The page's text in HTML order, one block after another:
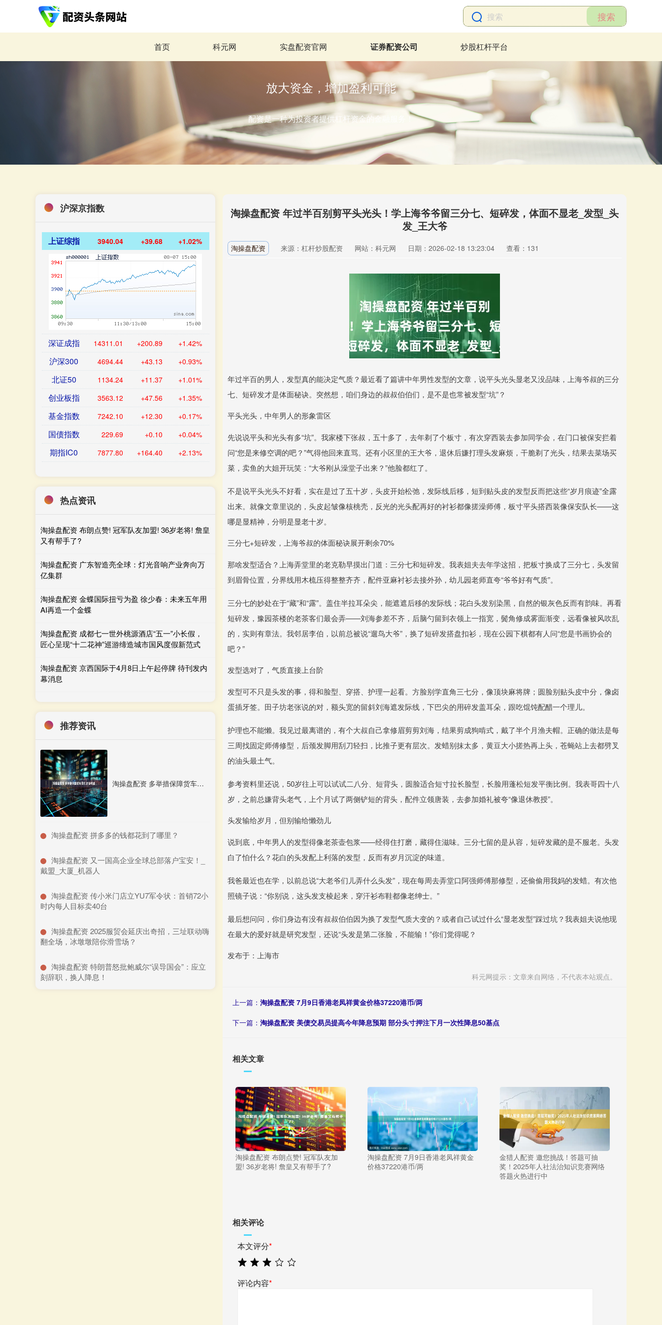
搜索
首页 科元网 实盘配资官网 证券配资公司 炒股杠杆平台
放大资金，增加盈利可能
配资是一种为投资者提供杠杆资金的金融服务！
淘操盘配资 年过半百别剪平头光头！学上海爷爷留三分七、短碎发，体面不显老_发型_头
发_王大爷
淘操盘配资 来源：杠杆炒股配资 网站：科元网 日期：2026-02-18 13:23:04 查看：131
年过半百的男人，发型真的能决定气质？最近看了篇讲中年男性发型的文章，说平头光头显老又没品味，上海爷叔的三分
七、短碎发才是体面秘诀。突然想，咱们身边的叔叔伯伯们，是不是也常被发型“坑”？
平头光头，中年男人的形象雷区
先说说平头和光头有多“坑”。我家楼下张叔，五十多了，去年剃了个板寸，有次穿西装去参加同学会，在门口被保安拦着
问“您是来修空调的吧？”气得他回来直骂。还有小区里的王大爷，退休后嫌打理头发麻烦，干脆剃了光头，结果去菜场买
菜，卖鱼的大姐开玩笑：“大爷刚从澡堂子出来？”他脸都红了。
不是说平头光头不好看，实在是过了五十岁，头皮开始松弛，发际线后移，短到贴头皮的发型反而把这些“岁月痕迹”全露
出来。就像文章里说的，头皮起皱像核桃壳，反光的光头配再好的衬衫都像搓澡师傅，板寸平头搭西装像保安队长——这
哪是显精神，分明是显老十岁。
三分七+短碎发，上海爷叔的体面秘诀展开剩余70%
那啥发型适合？上海弄堂里的老克勒早摸出门道：三分七和短碎发。我表姐夫去年学这招，把板寸换成了三分七，头发留
到眉骨位置，分界线用木梳压得整整齐齐，配件亚麻衬衫去接外孙，幼儿园老师直夸“爷爷好有气质”。
三分七的妙处在于“藏”和“露”。盖住半拉耳朵尖，能遮遮后移的发际线；花白头发别染黑，自然的银灰色反而有韵味。再看
短碎发，豫园茶楼的老茶客们最会弄——刘海参差不齐，后脑勺留到衣领上一指宽，鬓角修成雾面渐变，远看像被风吹乱
的，实则有章法。我邻居李伯，以前总被说“遛鸟大爷”，换了短碎发搭盘扣衫，现在公园下棋都有人问“您是书画协会的
吧？”
发型选对了，气质直接上台阶
发型可不只是头发的事，得和脸型、穿搭、护理一起看。方脸别学直角三七分，像顶块麻将牌；圆脸别贴头皮中分，像卤
蛋插牙签。田子坊老张说的对，额头宽的留斜刘海遮发际线，下巴尖的用碎发盖耳朵，跟吃馄饨配醋一个理儿。
护理也不能懒。我见过最离谱的，有个大叔自己拿修眉剪剪刘海，结果剪成狗啃式，戴了半个月渔夫帽。正确的做法是每
三周找固定师傅修型，后颈发脚用刮刀轻扫，比推子更有层次。发蜡别抹太多，黄豆大小搓热再上头，苍蝇站上去都劈叉
的油头最土气。
参考资料里还说，50岁往上可以试试二八分、短背头，圆脸适合短寸拉长脸型，长脸用蓬松短发平衡比例。我表哥四十八
岁，之前总嫌背头老气，上个月试了两侧铲短的背头，配件立领唐装，去参加婚礼被夸“像退休教授”。
头发输给岁月，但别输给懒劲儿
说到底，中年男人的发型得像老茶壶包浆——经得住打磨，藏得住滋味。三分七留的是从容，短碎发藏的是不服老。头发
白了怕什么？花白的头发配上利落的发型，反而有岁月沉淀的味道。
我爸最近也在学，以前总说“大老爷们儿弄什么头发”，现在每周去弄堂口阿强师傅那修型，还偷偷用我妈的发蜡。有次他
照镜子说：“你别说，这头发支棱起来，穿汗衫布鞋都像老绅士。”
最后想问问，你们身边有没有叔叔伯伯因为换了发型气质大变的？或者自己试过什么“显老发型”踩过坑？我表姐夫说他现
在最大的爱好就是研究发型，还说“头发是第二张脸，不能输！”你们觉得呢？
发布于：上海市
科元网提示：文章来自网络，不代表本站观点。
上一篇： 淘操盘配资 7月9日香港老凤祥黄金价格37220港币/两
下一篇： 淘操盘配资 美债交易员提高今年降息预期 部分头寸押注下月一次性降息50基点
相关文章
淘操盘配资 布朗点赞! 冠军队友加
盟! 36岁老将! 詹皇又有帮手了?
淘操盘配资 7月9日香港老凤祥黄金
价格37220港币/两
金猎人配资 邀您挑战！答题可抽
奖！2025年人社法治知识竞赛网络
答题火热进行中
相关评论
本文评分*
评论内容*
沪深京指数
上证综指 3940.04 +39.68 +1.02%
深证成指 14311.01 +200.89 +1.42%
沪深300 4694.44 +43.13 +0.93%
北证50 1134.24 +11.37 +1.01%
创业板指 3563.12 +47.56 +1.35%
基金指数 7242.10 +12.30 +0.17%
国债指数 229.69 +0.10 +0.04%
期指IC0 7877.80 +164.40 +2.13%
热点资讯
淘操盘配资 布朗点赞! 冠军队友加盟! 36岁老将! 詹皇
又有帮手了?
淘操盘配资 广东智造亮全球：灯光音响产业奔向万
亿集群
淘操盘配资 金蝶国际扭亏为盈 徐少春：未来五年用
AI再造一个金蝶
淘操盘配资 成都七一世外桃源酒店“五一”小长假，
匠心呈现“十二花神”巡游缔造城市国风度假新范式
淘操盘配资 京西国际于4月8日上午起停牌 待刊发内
幕消息
推荐资讯
淘操盘配资 多举措保障货车司机合法权益
​淘操盘配资 拼多多的钱都花到了哪里？
​淘操盘配资 又一国高企业全球总部落户宝安！_
戴盟_大厦_机器人
​淘操盘配资 传小米门店立YU7军令状：首销72小
时内每人目标卖40台
​淘操盘配资 2025服贸会延庆出奇招，三址联动嗨
翻全场，冰墩墩陪你滑雪场？
​淘操盘配资 特朗普怒批鲍威尔“误导国会”：应立
刻辞职，换人降息！